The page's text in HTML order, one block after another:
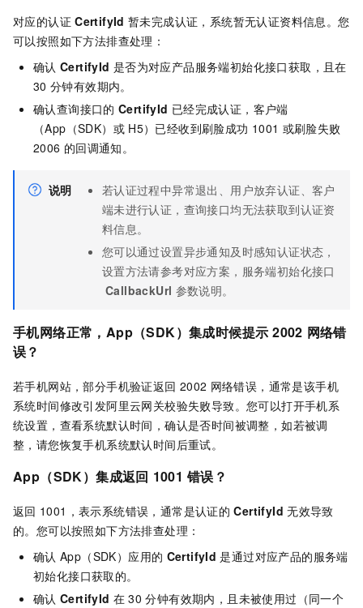
对应的认证 CertifyId 暂未完成认证，系统暂无认证资料信息。您
可以按照如下方法排查处理：
确认 CertifyId 是否为对应产品服务端初始化接口获取，且在
30 分钟有效期内。
确认查询接口的 CertifyId 已经完成认证，客户端
（App（SDK）或 H5）已经收到刷脸成功 1001 或刷脸失败
2006 的回调通知。
说明
若认证过程中异常退出、用户放弃认证、客户
端未进行认证，查询接口均无法获取到认证资
料信息。
您可以通过设置异步通知及时感知认证状态，
设置方法请参考对应方案，服务端初始化接口
CallbackUrl 参数说明。
手机网络正常，App（SDK）集成时候提示 2002 网络错
误？
若手机网站，部分手机验证返回 2002 网络错误，通常是该手机
系统时间修改引发阿里云网关校验失败导致。您可以打开手机系
统设置，查看系统默认时间，确认是否时间被调整，如若被调
整，请您恢复手机系统默认时间后重试。
App（SDK）集成返回 1001 错误？
返回 1001，表示系统错误，通常是认证的 CertifyId 无效导致
的。您可以按照如下方法排查处理：
确认 App（SDK）应用的 CertifyId 是通过对应产品的服务端
初始化接口获取的。
确认 CertifyId 在 30 分钟有效期内，且未被使用过（同一个